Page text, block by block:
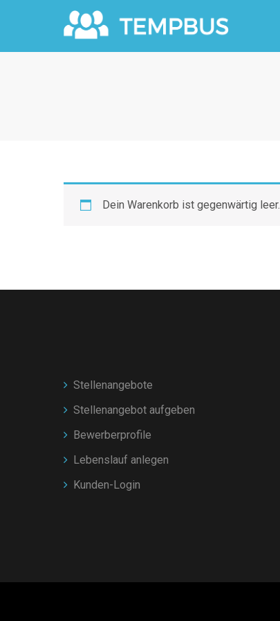
Dein Warenkorb ist gegenwärtig leer.
Stellenangebote
Stellenangebot aufgeben
Bewerberprofile
Lebenslauf anlegen
Kunden-Login